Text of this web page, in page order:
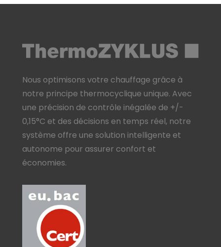
Nous optimisons votre chauffage grâce à
notre principe thermocyclique unique. Avec
une précision de contrôle inégalée de +/-
0,15°C et des décisions en temps réel, notre
système offre une solution intelligente et
autonome pour assurer confort et
économies.